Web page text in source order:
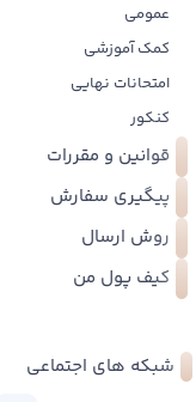
عمومی
کمک آموزشی
امتحانات نهایی
کنکور
قوانین و مقررات
پیگیری سفارش
روش ارسال
کیف پول من
شبکه های اجتماعی